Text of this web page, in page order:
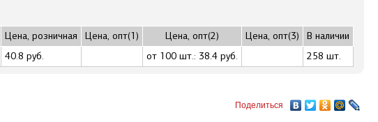
Цена, розничная Цена, опт(1) Цена, опт(2) Цена, опт(3)
В наличии
40.8 руб. от 100 шт.: 38.4 руб. 258 шт.
Поделиться